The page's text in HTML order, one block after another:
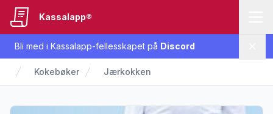
Bli med i Kassalapp-fellesskapet på Discord
Kassalapp®
Kokebøker Jærkokken